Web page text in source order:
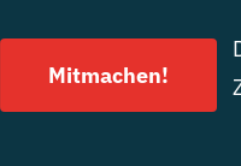
Mitmachen!